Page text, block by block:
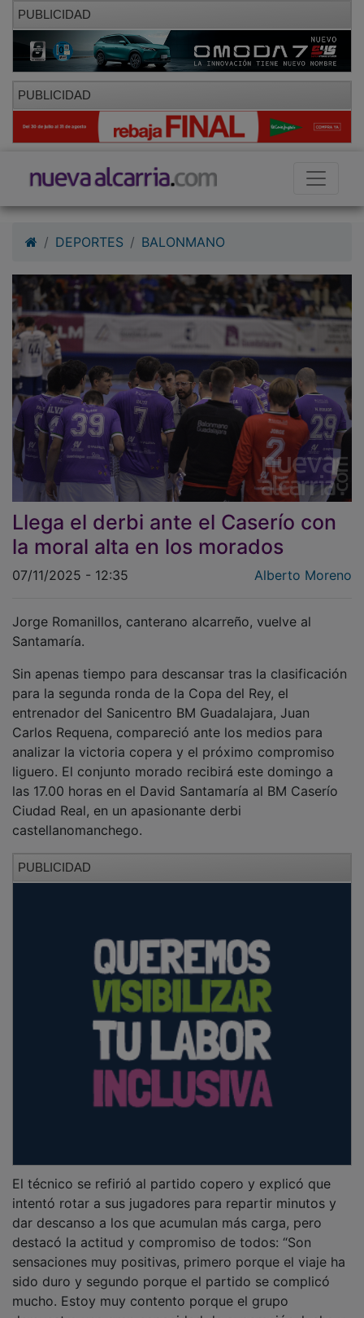
PUBLICIDAD
PUBLICIDAD
Llega el derbi ante el Caserío con
la moral alta en los morados
Santamaría.
para la segunda ronda de la Copa del Rey, el
entrenador del Sanicentro BM Guadalajara, Juan
Carlos Requena, compareció ante los medios para
analizar la victoria copera y el próximo compromiso
liguero. El conjunto morado recibirá este domingo a
las 17.00 horas en el David Santamaría al BM Caserío
Ciudad Real, en un apasionante derbi
castellanomanchego.
intentó rotar a sus jugadores para repartir minutos y
dar descanso a los que acumulan más carga, pero
destacó la actitud y compromiso de todos: “Son
sensaciones muy positivas, primero porque el viaje ha
sido duro y segundo porque el partido se complicó
mucho. Estoy muy contento porque el grupo
demuestra una gran capacidad de superación, lucha y